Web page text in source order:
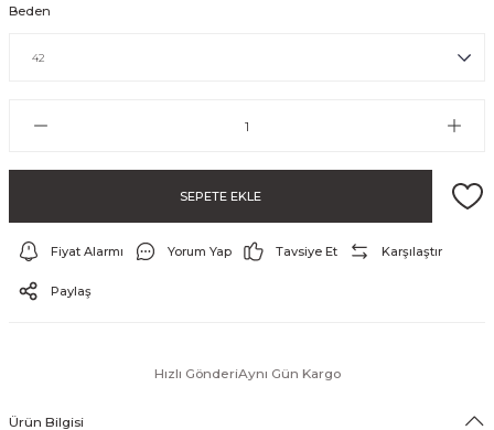
ve Şort
Beden
SEPETE EKLE
Fiyat Alarmı Yorum Yap Tavsiye Et Karşılaştır
Paylaş
Hızlı GönderiAynı Gün Kargo
Ürün Bilgisi